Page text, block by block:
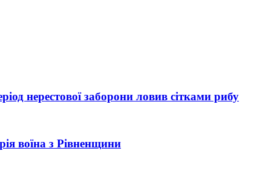
нерестової заборони ловив сітками рибу
воїна з Рівненщини